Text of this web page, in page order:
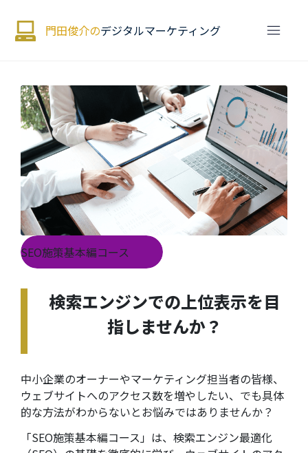
門田俊介のデジタルマーケティング
SEO施策基本編コース
検索エンジンでの上位表示を目
指しませんか？
中小企業のオーナーやマーケティング担当者の皆様、
ウェブサイトへのアクセス数を増やしたい、でも具体
的な方法がわからないとお悩みではありませんか？
「SEO施策基本編コース 」は、 検索エンジン最適化